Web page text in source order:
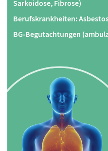
Sarkoidose, Fibrose)
Berufskrankheiten:
BG-Begutachtungen